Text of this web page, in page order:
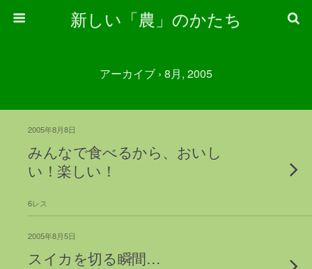
新しい「農」のかたち
アーカイブ › 8月, 2005
2005年8月8日
みんなで食べるから、おいし
い！楽しい！
6レス
2005年8月5日
スイカを切る瞬間…